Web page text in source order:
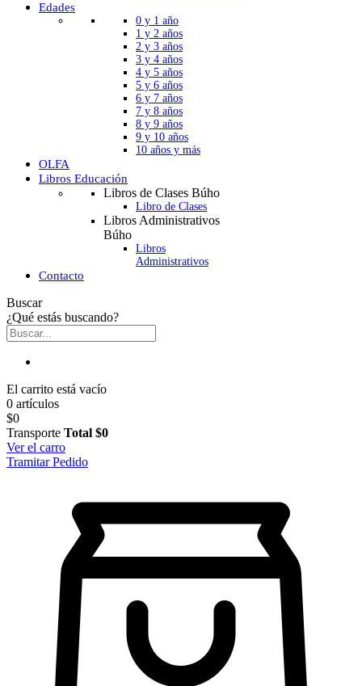
Edades
0 y 1 año
1 y 2 años
2 y 3 años
3 y 4 años
4 y 5 años
5 y 6 años
6 y 7 años
7 y 8 años
8 y 9 años
9 y 10 años
10 años y más
OLFA
Libros Educación
Libros de Clases Búho
Libro de Clases
Libros Administrativos
Búho
Libros
Administrativos
Contacto
Buscar
¿Qué estás buscando?
El carrito está vacío
0 artículos
$0
Transporte Total $0
Ver el carro
Tramitar Pedido